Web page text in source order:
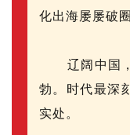
化出海屡屡破圈
辽阔中国
勃。时代最深
实处。